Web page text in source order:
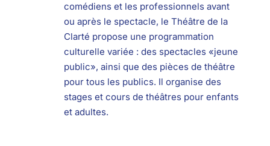
comédiens et les professionnels avant
ou après le spectacle, le Théâtre de la
Clarté propose une programmation
culturelle variée : des spectacles «jeune
public», ainsi que des pièces de théâtre
pour tous les publics. Il organise des
stages et cours de théâtres pour enfants
et adultes.